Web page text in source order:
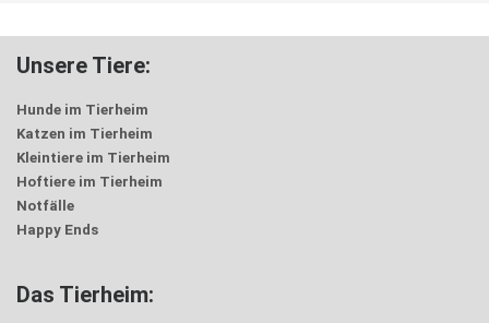
Unsere Tiere:
Hunde im Tierheim
Katzen im Tierheim
Kleintiere im Tierheim
Hoftiere im Tierheim
Notfälle
Happy Ends
Das Tierheim: